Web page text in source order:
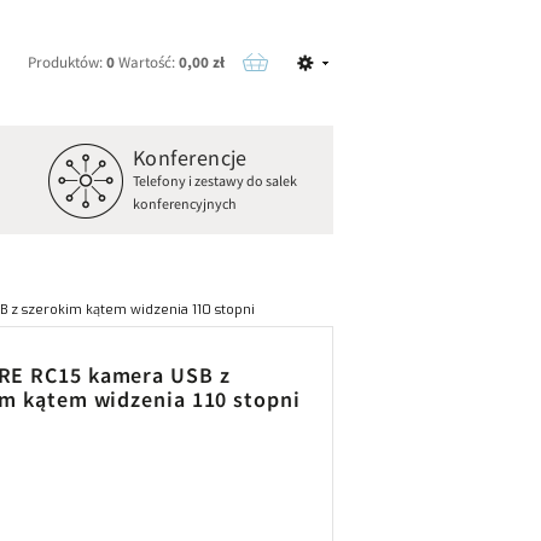
Produktów:0Wartość:0,00 zł
Konferencje
Telefony i zestawy do salek
konferencyjnych
z szerokim kątem widzenia 110 stopni
RC15 kamera USB z
kątem widzenia 110 stopni